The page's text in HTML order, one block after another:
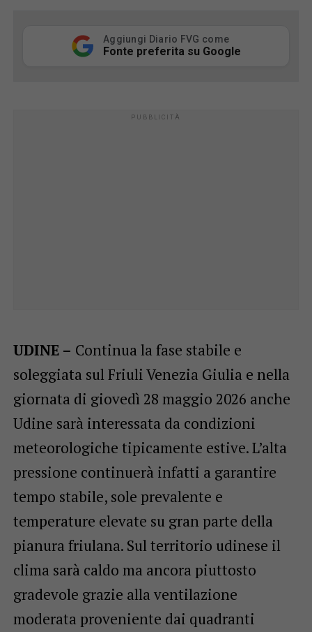
Aggiungi Diario FVG come
Fonte preferita su Google
UDINE – Continua la fase stabile e
soleggiata sul Friuli Venezia Giulia e nella
giornata di giovedì 28 maggio 2026 anche
Udine sarà interessata da condizioni
meteorologiche tipicamente estive. L’alta
pressione continuerà infatti a garantire
tempo stabile, sole prevalente e
temperature elevate su gran parte della
pianura friulana. Sul territorio udinese il
clima sarà caldo ma ancora piuttosto
gradevole grazie alla ventilazione
moderata proveniente dai quadranti